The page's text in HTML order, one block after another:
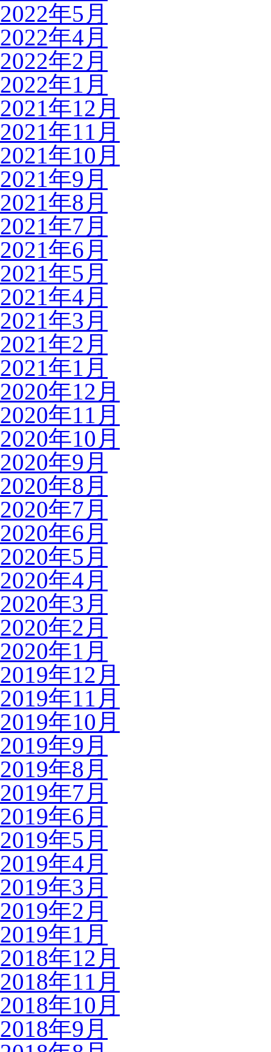
2022年5月
2022年4月
2022年2月
2022年1月
2021年12月
2021年11月
2021年10月
2021年9月
2021年8月
2021年7月
2021年6月
2021年5月
2021年4月
2021年3月
2021年2月
2021年1月
2020年12月
2020年11月
2020年10月
2020年9月
2020年8月
2020年7月
2020年6月
2020年5月
2020年4月
2020年3月
2020年2月
2020年1月
2019年12月
2019年11月
2019年10月
2019年9月
2019年8月
2019年7月
2019年6月
2019年5月
2019年4月
2019年3月
2019年2月
2019年1月
2018年12月
2018年11月
2018年10月
2018年9月